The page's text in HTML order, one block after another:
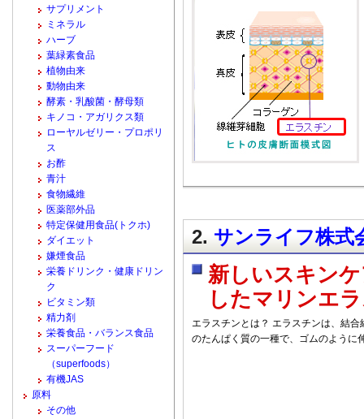
2. サンライフ株式
新しいスキン
したマリンエ
エラスチンとは？ エラスチンは、結
のたんぱく質の一種で、ゴムのように
サプリメント
ミネラル
ハーブ
葉緑素食品
植物由来
動物由来
酵素・乳酸菌・酵母類
キノコ・アガリクス類
ローヤルゼリー・プロポリ
ス
お酢
青汁
食物繊維
医薬部外品
特定保健用食品(トクホ)
ダイエット
嫌煙食品
栄養ドリンク・健康ドリン
ク
ビタミン類
精力剤
栄養食品・バランス食品
スーパーフード
（superfoods）
有機JAS
原料
その他